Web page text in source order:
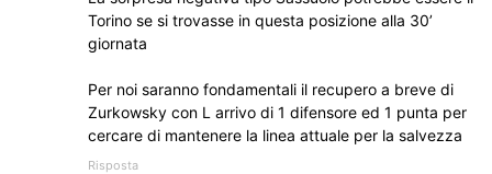
Torino se si trovasse in questa posizione alla 30’
giornata
Per noi saranno fondamentali il recupero a breve di
Zurkowsky con L arrivo di 1 difensore ed 1 punta per
cercare di mantenere la linea attuale per la salvezza
Risposta